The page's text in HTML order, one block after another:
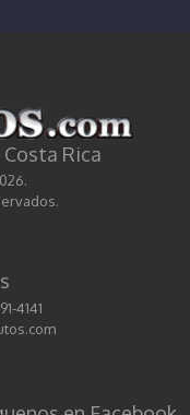
Rica
4141